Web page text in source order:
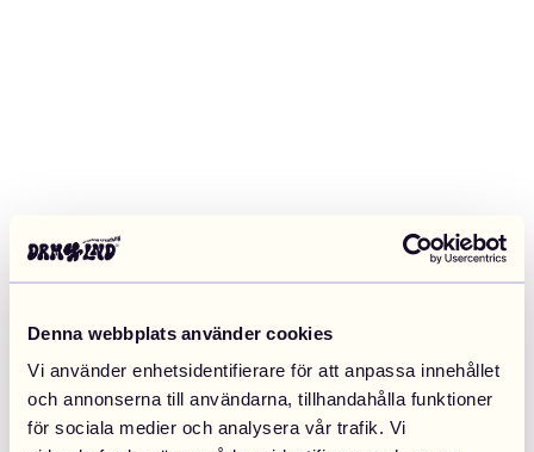
Denna webbplats använder cookies
Vi använder enhetsidentifierare för att anpassa innehållet
och annonserna till användarna, tillhandahålla funktioner
för sociala medier och analysera vår trafik. Vi